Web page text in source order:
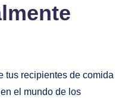
recipientes de comida
el mundo de los